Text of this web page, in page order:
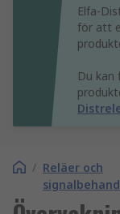
Elfa-
för att
Du
/ Reläer och